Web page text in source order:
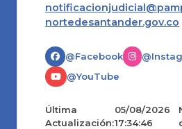
nortedesantander.gov.co
@Facebook
@YouTube
Última
Actualización:
05/08/2026
17:34:46